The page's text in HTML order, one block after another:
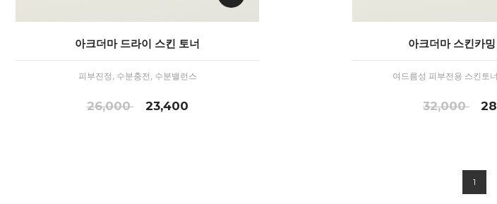
아크더마 드라이 스킨 토너
피부진정, 수분충전, 수분밸런스
26,000 23,400
아크더마 스킨카
여드름성 피부전용 스킨토
32,000
1